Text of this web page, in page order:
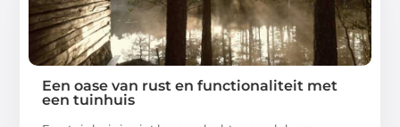
Een oase van rust en functionaliteit met
een tuinhuis